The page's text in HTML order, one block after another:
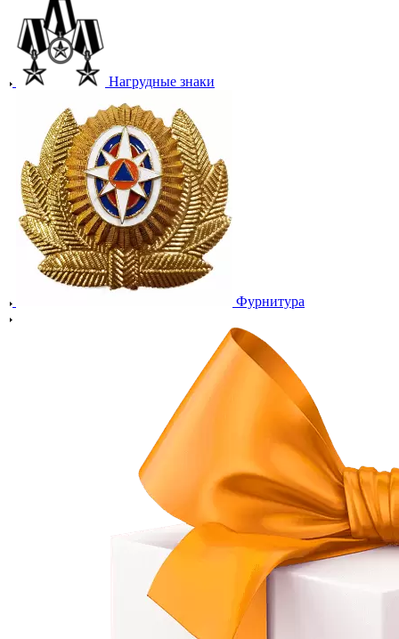
Нагрудные знаки
Фурнитура